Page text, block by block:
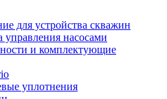
для устройства скважин
управления насосами
и комплектующие
уплотнения